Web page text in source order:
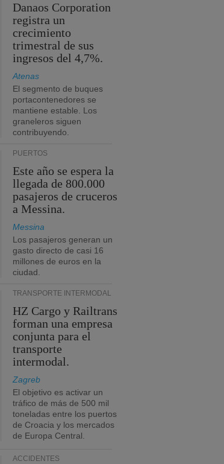
Danaos Corporation
registra un
crecimiento
trimestral de sus
ingresos del 4,7%.
Atenas
El segmento de buques
portacontenedores se
mantiene estable. Los
graneleros siguen
contribuyendo.
PUERTOS
Este año se espera la
llegada de 800.000
pasajeros de cruceros
a Messina.
Messina
Los pasajeros generan un
gasto directo de casi 16
millones de euros en la
ciudad.
TRANSPORTE INTERMODAL
HZ Cargo y Railtrans
forman una empresa
conjunta para el
transporte
intermodal.
Zagreb
El objetivo es activar un
tráfico de más de 500 mil
toneladas entre los puertos
de Croacia y los mercados
de Europa Central.
ACCIDENTES